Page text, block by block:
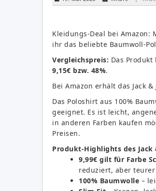
Kleidungs-Deal bei Amazon:
ihr das beliebte Baumwoll-
Vergleichspreis: Das Produkt
9,15€ bzw. 48%.
Bei Amazon erhält das Jack &
Das Poloshirt aus 100%
geeignet. Es ist leicht,
in anderen Farben kaufen
Preisen.
Produkt-Highlights des Jack
9,99€ gilt für Farbe
reduziert, aber teurer
100% Baumwolle –